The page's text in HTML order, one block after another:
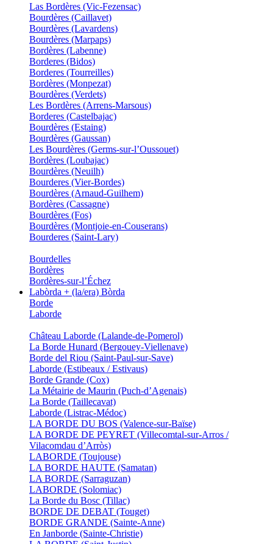
Las Bordères (Vic-Fezensac)
Bourdères (Caillavet)
Bourdères (Lavardens)
Bourdères (Marpaps)
Bordères (Labenne)
Borderes (Bidos)
Borderes (Tourreilles)
Bordères (Monpezat)
Bourdères (Verdets)
Les Bordères (Arrens-Marsous)
Borderes (Castelbajac)
Bourdères (Estaing)
Bourdères (Gaussan)
Les Bourdères (Germs-sur-l’Oussouet)
Bordères (Loubajac)
Bourdères (Neuilh)
Bourderes (Vier-Bordes)
Bourdères (Arnaud-Guilhem)
Bordères (Cassagne)
Bourdères (Fos)
Bourdères (Montjoie-en-Couserans)
Bourderes (Saint-Lary)
Bourdelles
Bordères
Bordères-sur-l’Échez
Labòrda + (la/era) Bòrda
Borde
Laborde
Château Laborde (Lalande-de-Pomerol)
La Borde Hunard (Bergouey-Viellenave)
Borde del Riou (Saint-Paul-sur-Save)
Laborde (Estibeaux / Estivaus)
Borde Grande (Cox)
La Métairie de Maurin (Puch-d’Agenais)
La Borde (Taillecavat)
Laborde (Listrac-Médoc)
LA BORDE DU BOS (Valence-sur-Baïse)
LA BORDE DE PEYRET (Villecomtal-sur-Arros /
Vilacomdau d’Arròs)
LABORDE (Toujouse)
LA BORDE HAUTE (Samatan)
LA BORDE (Sarraguzan)
LABORDE (Solomiac)
La Borde du Bosc (Tillac)
BORDE DE DEBAT (Touget)
BORDE GRANDE (Sainte-Anne)
En Janborde (Sainte-Christie)